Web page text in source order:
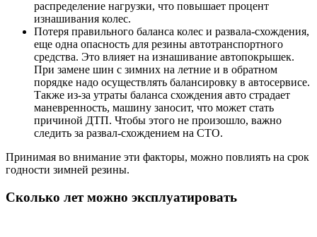
распределение нагрузки, что повышает процент
изнашивания колес.
Потеря правильного баланса колес и развала-схождения,
еще одна опасность для резины автотранспортного
средства. Это влияет на изнашивание автопокрышек.
При замене шин с зимних на летние и в обратном
порядке надо осуществлять балансировку в автосервисе.
Также из-за утраты баланса схождения авто страдает
маневренность, машину заносит, что может стать
причиной ДТП. Чтобы этого не произошло, важно
следить за развал-схождением на СТО.
Принимая во внимание эти факторы, можно повлиять на срок
годности зимней резины.
Сколько лет можно эксплуатировать